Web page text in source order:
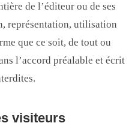
de l’éditeur ou de ses
représentation, utilisation
que ce soit, de tout ou
l’accord préalable et écrit
visiteurs